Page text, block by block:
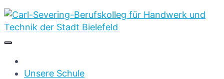
Unsere Schule